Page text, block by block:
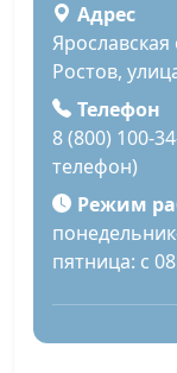
Адрес
Ростов,
Телефон
8 (800) 100-
телефон)
Режим
пятница: с